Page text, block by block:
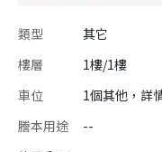
類型 其它
樓層
1樓/1樓
車位
1個其他，詳
謄本用途
--